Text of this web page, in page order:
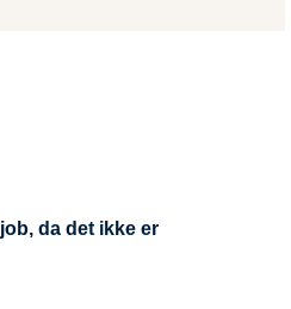
da det ikke er